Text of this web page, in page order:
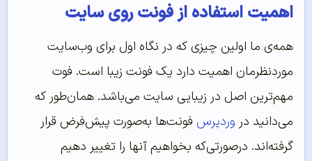
اهمیت استفاده از فونت روی سایت
همه‌ی ما اولین چیزی که در نگاه اول برای وب‌سایت
موردنظرمان اهمیت دارد یک فونت زیبا است. فوت
مهم‌ترین اصل در زیبایی سایت می‌باشد. همان‌طور که
می‌دانید در وردپرس فونت‌ها به‌صورت پیش‌فرض قرار
گرفته‌اند. درصورتی‌که بخواهیم آنها را تغییر دهیم